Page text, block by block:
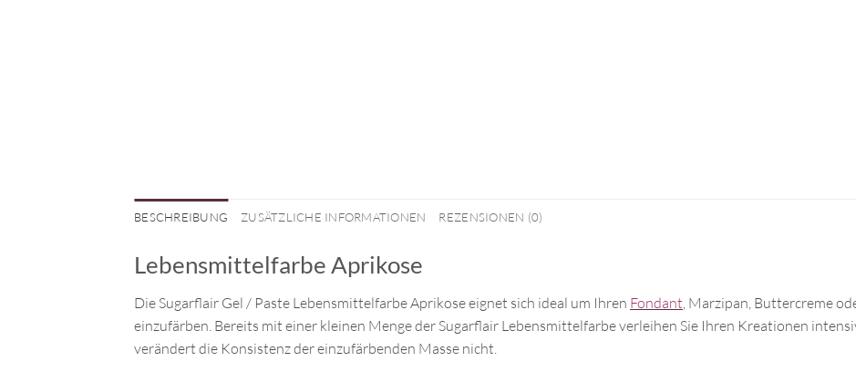
BESCHREIBUNG ZUSÄTZLICHE INFORMATIONEN REZENSIONEN (0)
Lebensmittelfarbe Aprikose
Die Sugarflair Gel / Paste Lebensmittelfarbe Aprikose eignet sich ideal um Ihren Fondant , Marzipan, Buttercreme
einzufärben. Bereits mit einer kleinen Menge der Sugarflair Lebensmittelfarbe verleihen Sie Ihren Kreationen
verändert die Konsistenz der einzufärbenden Masse nicht.